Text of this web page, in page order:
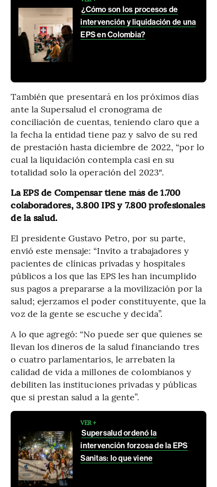
¿Cómo son los procesos de
intervención y liquidación de una
EPS en Colombia?
También que presentará en los próximos días
ante la Supersalud el cronograma de
conciliación de cuentas, teniendo claro que a
la fecha la entidad tiene paz y salvo de su red
de prestación hasta diciembre de 2022, “por lo
cual la liquidación contempla casi en su
totalidad solo la operación del 2023″.
La EPS de Compensar tiene más de 1.700
colaboradores, 3.800 IPS y 7.800 profesionales
de la salud.
El presidente Gustavo Petro, por su parte,
envió este mensaje: “Invito a trabajadores y
pacientes de clínicas privadas y hospitales
públicos a los que las EPS les han incumplido
sus pagos a prepararse a la movilización por la
salud; ejerzamos el poder constituyente, que la
voz de la gente se escuche y decida”.
A lo que agregó: “No puede ser que quienes se
llevan los dineros de la salud financiando tres
o cuatro parlamentarios, le arrebaten la
calidad de vida a millones de colombianos y
debiliten las instituciones privadas y públicas
que si prestan salud a la gente”.
VER +
Supersalud ordenó la
intervención forzosa de la EPS
Sanitas: lo que viene